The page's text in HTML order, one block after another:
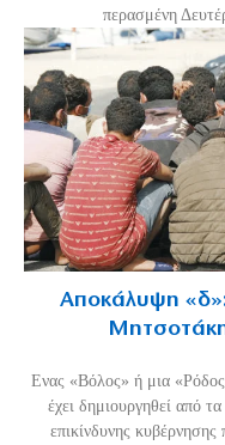
περασμένη
Αποκάλυψη
Ενας «Βόλος» ή μια
έχει δημιουργηθεί από
επικίνδυνης